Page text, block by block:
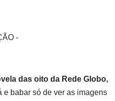
das oito da Rede Globo,
e babar só de ver as imagens